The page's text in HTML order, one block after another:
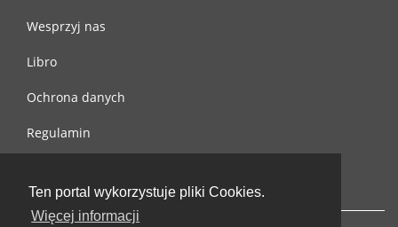
Ten portal wykorzystuje pliki Cookies.
Więcej informacji
Wesprzyj nas
Libro
Ochrona danych
Regulamin